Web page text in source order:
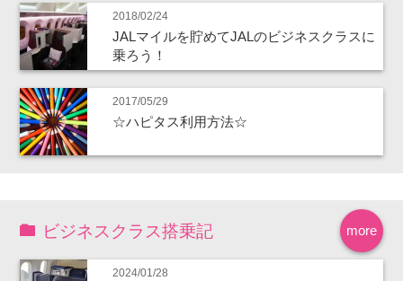
2018/02/24
JALマイルを貯めてJALのビジネスクラスに
乗ろう！
2017/05/29
☆ハピタス利用方法☆
more
ビジネスクラス搭乗記
2024/01/28